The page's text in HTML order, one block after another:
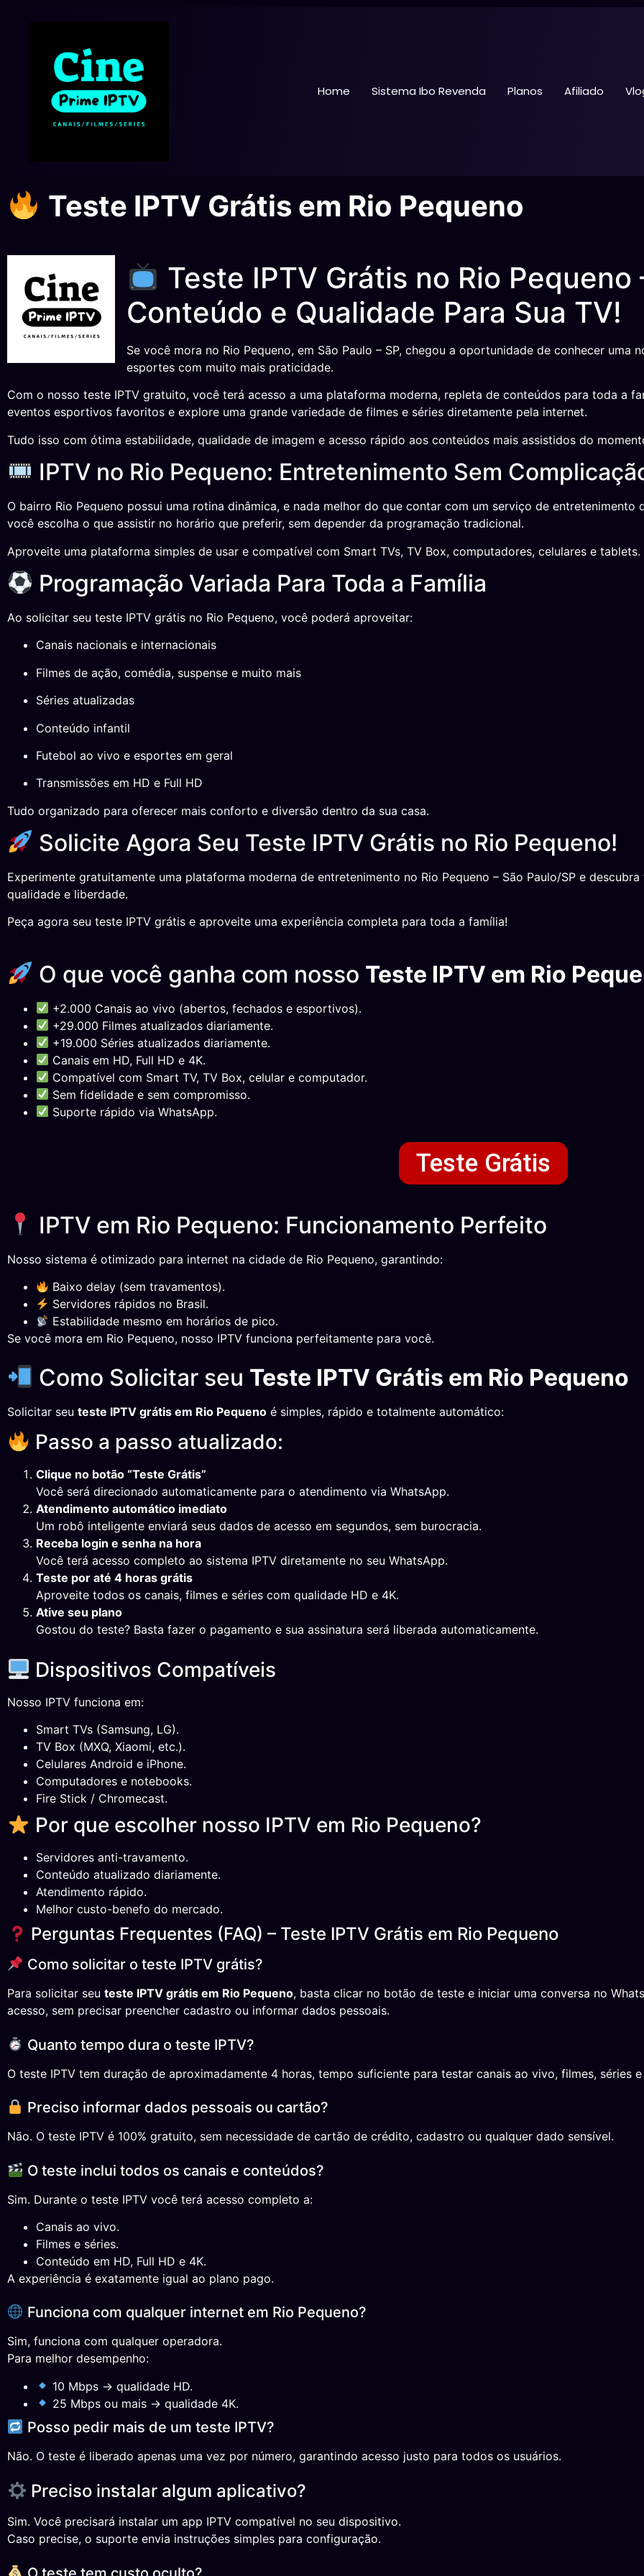
Home Sistema Ibo Revenda Planos Afiliado
Teste IPTV Grátis em Rio Pequeno
Teste IPTV Grátis no Rio Pequeno
Conteúdo e Qualidade Para Sua TV!
Se você mora no Rio Pequeno, em São Paulo – SP, chegou a oportunidade de conhecer
esportes com muito mais praticidade.
Com o nosso teste IPTV gratuito, você terá acesso a uma plataforma moderna, repleta de conteúdos para toda a
eventos esportivos favoritos e explore uma grande variedade de filmes e séries diretamente pela internet.
Tudo isso com ótima estabilidade, qualidade de imagem e acesso rápido aos conteúdos mais assistidos do
IPTV no Rio Pequeno: Entretenimento Sem
O bairro Rio Pequeno possui uma rotina dinâmica, e nada melhor do que contar com um serviço de entretenimento
você escolha o que assistir no horário que preferir, sem depender da programação tradicional.
Aproveite uma plataforma simples de usar e compatível com Smart TVs, TV Box, computadores, celulares e tablets.
Programação Variada Para Toda a Família
Ao solicitar seu teste IPTV grátis no Rio Pequeno, você poderá aproveitar:
Canais nacionais e internacionais
Filmes de ação, comédia, suspense e muito mais
Séries atualizadas
Conteúdo infantil
Futebol ao vivo e esportes em geral
Transmissões em HD e Full HD
Tudo organizado para oferecer mais conforto e diversão dentro da sua casa.
Solicite Agora Seu Teste IPTV Grátis no Rio Pequeno!
Experimente gratuitamente uma plataforma moderna de entretenimento no Rio Pequeno – São Paulo/SP e
qualidade e liberdade.
Peça agora seu teste IPTV grátis e aproveite uma experiência completa para toda a família!
O que você ganha com nosso Teste IPTV em Rio
+2.000 Canais ao vivo (abertos, fechados e esportivos).
+29.000 Filmes atualizados diariamente.
+19.000 Séries atualizados diariamente.
Canais em HD, Full HD e 4K.
Compatível com Smart TV, TV Box, celular e computador.
Sem fidelidade e sem compromisso.
Suporte rápido via WhatsApp.
Teste Grátis
IPTV em Rio Pequeno: Funcionamento Perfeito
Nosso sistema é otimizado para internet na cidade de Rio Pequeno, garantindo:
Baixo delay (sem travamentos).
Servidores rápidos no Brasil.
Estabilidade mesmo em horários de pico.
Se você mora em Rio Pequeno, nosso IPTV funciona perfeitamente para você.
Como Solicitar seu Teste IPTV Grátis em Rio Pequeno
Solicitar seu teste IPTV grátis em Rio Pequeno é simples, rápido e totalmente automático:
Passo a passo atualizado:
Clique no botão “Teste Grátis”
Você será direcionado automaticamente para o atendimento via WhatsApp.
Atendimento automático imediato
Um robô inteligente enviará seus dados de acesso em segundos, sem burocracia.
Receba login e senha na hora
Você terá acesso completo ao sistema IPTV diretamente no seu WhatsApp.
Teste por até 4 horas grátis
Aproveite todos os canais, filmes e séries com qualidade HD e 4K.
Ative seu plano
Gostou do teste? Basta fazer o pagamento e sua assinatura será liberada automaticamente.
Dispositivos Compatíveis
Nosso IPTV funciona em:
Smart TVs (Samsung, LG).
TV Box (MXQ, Xiaomi, etc.).
Celulares Android e iPhone.
Computadores e notebooks.
Fire Stick / Chromecast.
Por que escolher nosso IPTV em Rio Pequeno?
Servidores anti-travamento.
Conteúdo atualizado diariamente.
Atendimento rápido.
Melhor custo-benefo do mercado.
Perguntas Frequentes (FAQ) – Teste IPTV Grátis em Rio Pequeno
Como solicitar o teste IPTV grátis?
Para solicitar seu teste IPTV grátis em Rio Pequeno, basta clicar no botão de teste e iniciar uma conversa no
acesso, sem precisar preencher cadastro ou informar dados pessoais.
Quanto tempo dura o teste IPTV?
O teste IPTV tem duração de aproximadamente 4 horas, tempo suficiente para testar canais ao vivo, filmes, séries
Preciso informar dados pessoais ou cartão?
Não. O teste IPTV é 100% gratuito, sem necessidade de cartão de crédito, cadastro ou qualquer dado sensível.
O teste inclui todos os canais e conteúdos?
Sim. Durante o teste IPTV você terá acesso completo a:
Canais ao vivo.
Filmes e séries.
Conteúdo em HD, Full HD e 4K.
A experiência é exatamente igual ao plano pago.
Funciona com qualquer internet em Rio Pequeno?
Sim, funciona com qualquer operadora.
Para melhor desempenho:
10 Mbps → qualidade HD.
25 Mbps ou mais → qualidade 4K.
Posso pedir mais de um teste IPTV?
Não. O teste é liberado apenas uma vez por número, garantindo acesso justo para todos os usuários.
Preciso instalar algum aplicativo?
Sim. Você precisará instalar um app IPTV compatível no seu dispositivo.
Caso precise, o suporte envia instruções simples para configuração.